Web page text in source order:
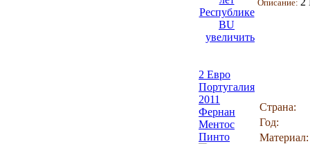
увеличить
Описание:
2 Евро
Португалия
2011
Фернан
Ментос
Пинто
Страна:
Год:
Материал: